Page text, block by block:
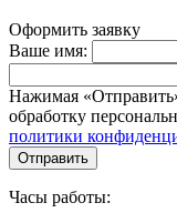
Оформить заявку
Ваше имя:
Нажимая
обработку
политики
Отправить
Часы работы: